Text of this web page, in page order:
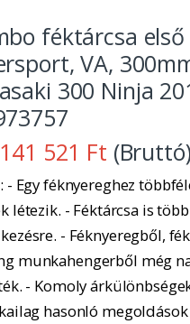
féktárcsa első
VA,
300 Ninja
141 521 Ft (Bruttó)
: - Egy féknyereghez
létezik. - Féktárcsa is
- Féknyeregből,
munkahengerből még
- Komoly
hasonló